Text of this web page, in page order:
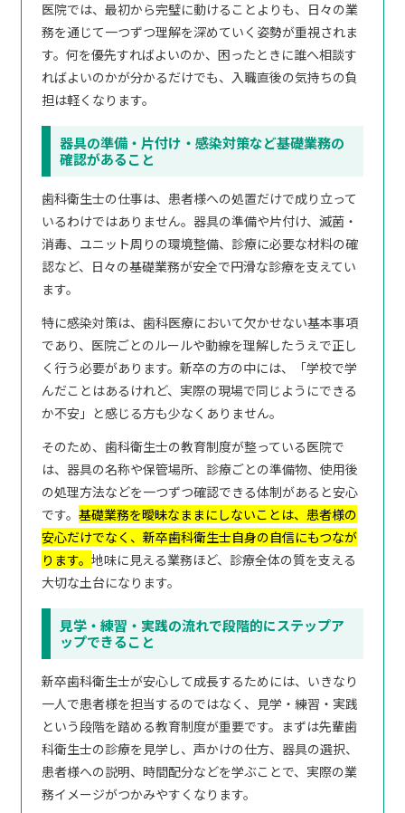
医院では、最初から完璧に動けることよりも、日々の業
務を通じて一つずつ理解を深めていく姿勢が重視されま
す。何を優先すればよいのか、困ったときに誰へ相談す
ればよいのかが分かるだけでも、入職直後の気持ちの負
担は軽くなります。
器具の準備・片付け・感染対策など基礎業務の
確認があること
歯科衛生士の仕事は、患者様への処置だけで成り立って
いるわけではありません。器具の準備や片付け、滅菌・
消毒、ユニット周りの環境整備、診療に必要な材料の確
認など、日々の基礎業務が安全で円滑な診療を支えてい
ます。
特に感染対策は、歯科医療において欠かせない基本事項
であり、医院ごとのルールや動線を理解したうえで正し
く行う必要があります。新卒の方の中には、「学校で学
んだことはあるけれど、実際の現場で同じようにできる
か不安」と感じる方も少なくありません。
そのため、歯科衛生士の教育制度が整っている医院で
は、器具の名称や保管場所、診療ごとの準備物、使用後
の処理方法などを一つずつ確認できる体制があると安心
です。基礎業務を曖昧なままにしないことは、患者様の
安心だけでなく、新卒歯科衛生士自身の自信にもつなが
ります。地味に見える業務ほど、診療全体の質を支える
大切な土台になります。
見学・練習・実践の流れで段階的にステップア
ップできること
新卒歯科衛生士が安心して成長するためには、いきなり
一人で患者様を担当するのではなく、見学・練習・実践
という段階を踏める教育制度が重要です。まずは先輩歯
科衛生士の診療を見学し、声かけの仕方、器具の選択、
患者様への説明、時間配分などを学ぶことで、実際の業
務イメージがつかみやすくなります。